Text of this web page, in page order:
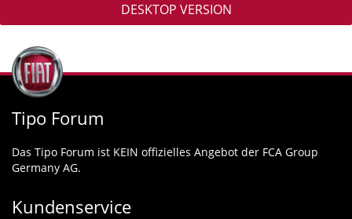
DESKTOP VERSION
Tipo Forum
Das Tipo Forum ist KEIN offizielles Angebot der FCA Group
Germany AG.
Kundenservice